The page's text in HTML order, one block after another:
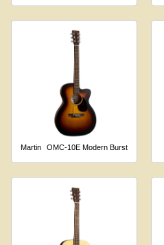
Martin OMC-10E Modern Burst